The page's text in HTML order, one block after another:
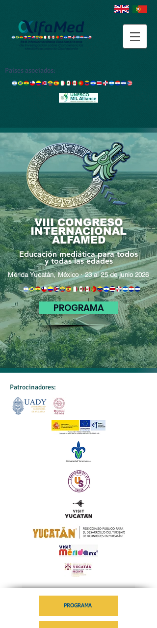
Países asociados:
VIII CONGRESO
INTERNACIONAL
ALFAMED
Educación mediática para todos
y todas las edades
Mérida Yucatán, México · 23 al 25 de junio 2026
PROGRAMA
Patrocinadores:
PROGRAMA